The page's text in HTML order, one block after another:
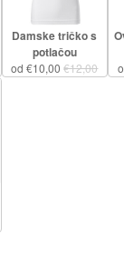
Damske tričko s
potlačou
od €10,00€12,00